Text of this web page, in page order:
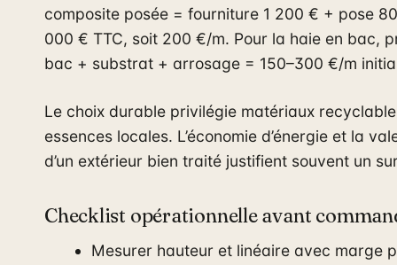
composite posée = fourniture 1 200 € + pose
000 € TTC, soit 200 €/m. Pour la haie en bac,
bac + substrat + arrosage = 150–300 €/m
Le choix durable privilégie matériaux
essences locales. L’économie d’énergie et la
d’un extérieur bien traité justifient souvent un
Checklist opérationnelle avant
Mesurer hauteur et linéaire avec marge